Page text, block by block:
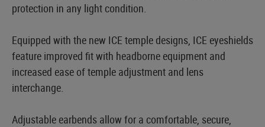
protection in any light condition.
Equipped with the new ICE temple designs, ICE eyeshields
feature improved fit with headborne equipment and
increased ease of temple adjustment and lens
interchange.
Adjustable earbends allow for a comfortable, secure,